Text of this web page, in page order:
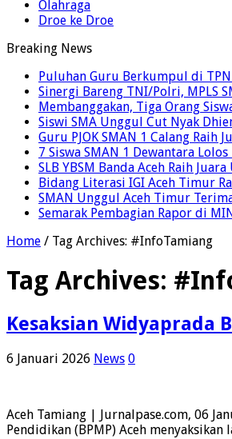
Olahraga
Droe ke Droe
Breaking News
Puluhan Guru Berkumpul di TPN
Sinergi Bareng TNI/Polri, MPLS
Membanggakan, Tiga Orang
Siswi SMA Unggul Cut Nyak
Guru PJOK SMAN 1 Calang Raih
7 Siswa SMAN 1 Dewantara
SLB YBSM Banda Aceh Raih
Bidang Literasi IGI Aceh Timur
SMAN Unggul Aceh Timur
Semarak Pembagian Rapor di
Home / Tag Archives: #InfoTamiang
Tag Archives:
Kesaksian Widyaprada
6 Januari 2026 News 0
Aceh Tamiang | Jurnalpase.com, 06
Pendidikan (BPMP) Aceh